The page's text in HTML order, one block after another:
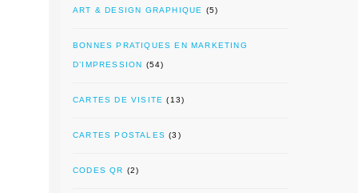
ART & DESIGN GRAPHIQUE (5)
BONNES PRATIQUES EN MARKETING
D’IMPRESSION (54)
CARTES DE VISITE (13)
CARTES POSTALES (3)
CODES QR (2)